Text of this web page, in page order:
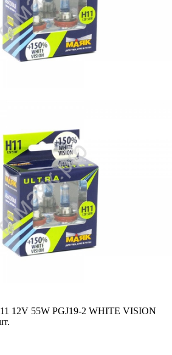
12V 55W PGJ19-2 WHITE VISION